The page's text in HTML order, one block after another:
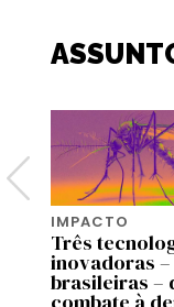
IMPACTO
Três
inovadoras –
brasileiras –